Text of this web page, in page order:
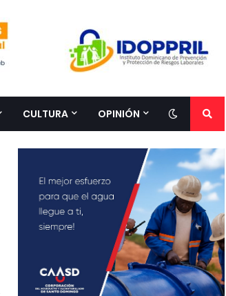
CULTURA OPINIÓN